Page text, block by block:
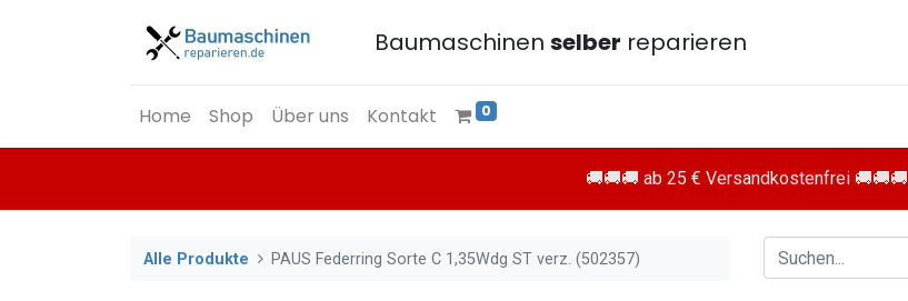
Baumaschinen selber reparieren
Home Shop Über uns Kontakt 0
🚚🚚🚚 ab 25 € Versandkostenfrei 🚚🚚🚚
Alle Produkte PAUS Federring Sorte C 1,35Wdg ST verz. (502357)